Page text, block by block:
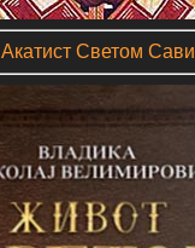
Акатист Светом Сави